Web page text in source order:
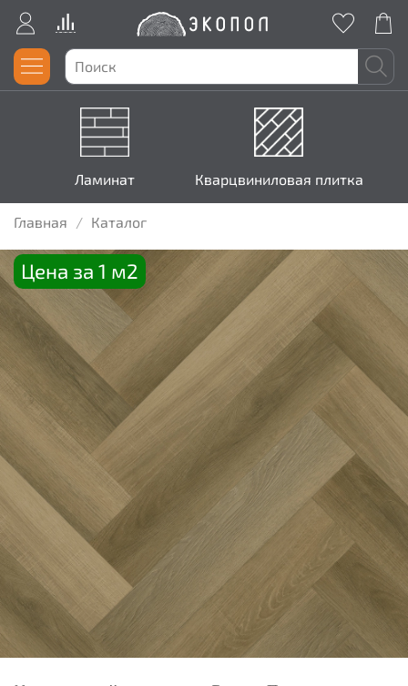
Ламинат Кварцвиниловая плитка
Главная Каталог
Цена за 1 м2